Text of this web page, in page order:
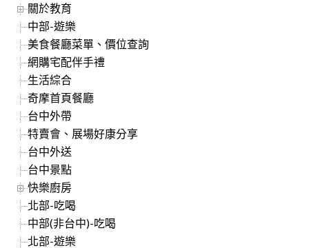
關於教育
中部-遊樂
美食餐廳菜單、價位查詢
網購宅配伴手禮
生活綜合
奇摩首頁餐廳
台中外帶
特賣會、展場好康分享
台中外送
台中景點
快樂廚房
北部-吃喝
中部(非台中)-吃喝
北部-遊樂